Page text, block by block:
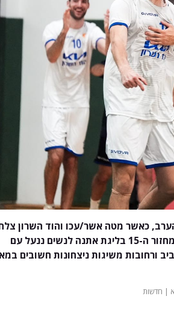
כאשר מטה אשר/עכו והוד השרון
את שלב רבע הגמר עם ניצחונות חלקים. במקביל, המחזור ה-15 בליגת אתנה לנשים ננעל עם
ורחובות משיגות ניצחונות חשובים